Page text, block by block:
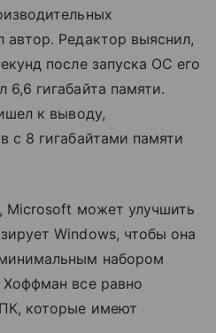
Редактор выяснил,
после запуска ОС его
6,6 гигабайта памяти.
к выводу,
с 8 гигабайтами памяти
Microsoft может улучшить
Windows, чтобы она
набором
все равно
которые имеют